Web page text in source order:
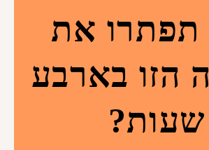
תפתרו את
הזו בארבע
שעות?